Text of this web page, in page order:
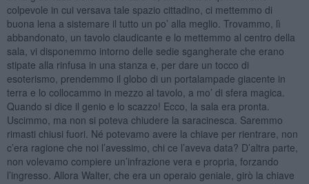
colpevole in cui versava tale spazio cittadino, ci mettemmo di
buona lena a sistemare il tutto un po’ alla meglio. Trovammo, lì
abbandonato, un tavolo claudicante e lo mettemmo al centro della
sala, vi disponemmo intorno delle sedie sgangherate che erano
stipate alla rinfusa in una stanza e, per dare un tocco di
esoterismo, prendemmo il globo di un portalampade giacente in
terra e lo collocammo in mezzo al tavolo, a mo’ di sfera magica.
Quando si dice il genio e lo scazzo! Ecco, la sala era pronta.
Uscimmo, ma non si poteva chiudere la saracinesca. Saremmo
rimasti chiusi fuori. Né potevamo avere la chiave per rientrare, non
c’era ragione che noi l’avessimo, chi ce l’aveva data? D’altra parte,
non volevamo compiere un’infrazione vera e propria, forzando
l’ingresso. Allora Walter, che era un operaio geniale, girò la chiave